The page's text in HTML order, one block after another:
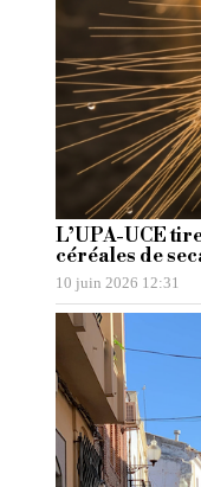
L’UPA-UCE
céréales de
10 juin 2026 12:31